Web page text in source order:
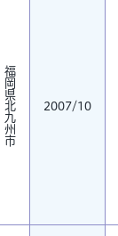
福
岡
県
北
九
州
市
2007/10